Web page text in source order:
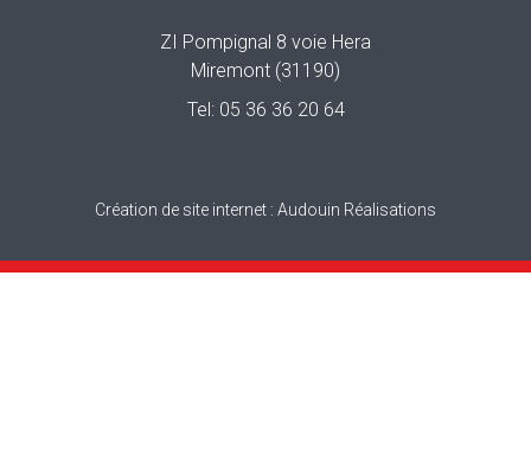
ZI Pompignal 8 voie Hera
Miremont (31190)
Tel: 05 36 36 20 64
Création de site internet : Audouin Réalisations